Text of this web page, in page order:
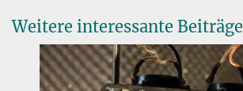
Source
Weitere interessante Beiträge